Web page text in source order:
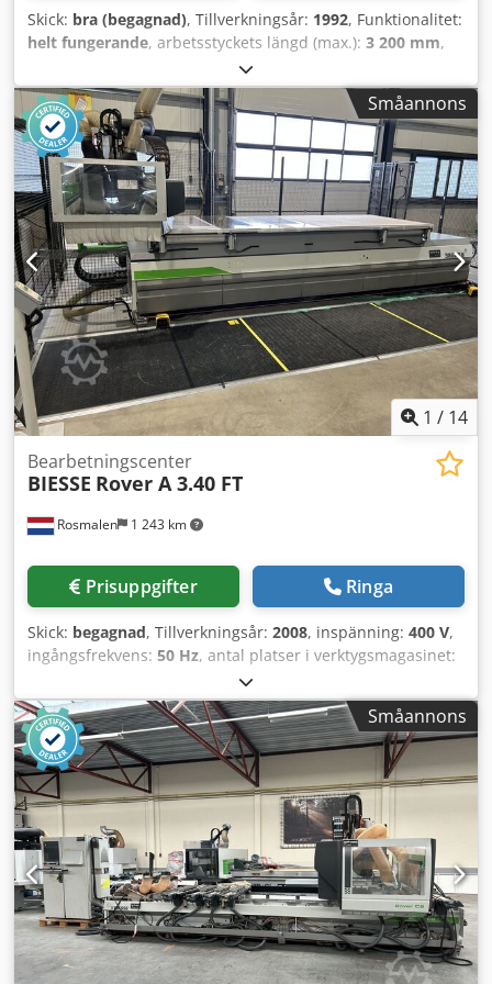
Skick: bra (begagnad), Tillverkningsår: 1992, Funktionalitet:
helt fungerande, arbetsstyckets längd (max.): 3 200 mm,
1 200 mm
(max.):80 mm, Utrustning:dokumentation / manual,
CNC-fräsmaskin Rover 342 Dodpfxjzl Uayo Agpsck med 1
frässpindel och sågklinga samt tvärborraggregat.
Maskinen är fullt funktionell men har demonterats av
säljaren från en nedlagd fabrik.
Småannons
1 / 14
Rosmalen 1 243 km
Bearbetningscenter
BIESSE Rover A 3.40 FT
Prisuppgifter Ringa
Skick: begagnad, Tillverkningsår: 2008, inspänning: 400 V,
ingångsfrekvens: 50 Hz, antal platser i verktygsmagasinet:
, Biesse Rover ROVER A 3.40 FT
K2 CNC-bearbetningscenter Beskrivning Arbetsområde: X =
3685 mm; Y = 1290 mm; Z = 160 mm Utrustningen
inkluderar: Automatiskt smörjsystem FT-arbetsbord
Dcedpfszqdqlox Agpjk 4 främre stopp + 4 bakre stopp,
utrustade med pneumatiskt system och sensorer. 4
sidostopp, utrustade med pneumatiskt system och
sensorer. Vakuumbufferttank Vakuumsystem för 2 pumpar
med en kapacitet på 300 m3/h Rotationsklaffvakuumpump
med en kapacitet på 300 m3/h 12 kW (16,1 hk) elspindel
med ISO 30-adapter, luftkyld Blåsenhet Fläns för
montering av aggregat på elspindeln Förberedelse för
manöverenhet med 360° interpolation och
kuggväxeltransmission. Borrhuvud BH 21 L Roterande
Småannons